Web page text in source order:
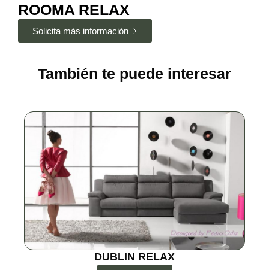
ROOMA RELAX
Solicita más información
También te puede interesar
DUBLIN RELAX